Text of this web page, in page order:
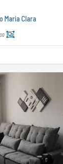
Maria Clara
00